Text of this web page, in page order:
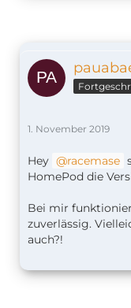
1. November 2019
Hey racemase
HomePod die
Bei mir
zuverlässig.
auch?!